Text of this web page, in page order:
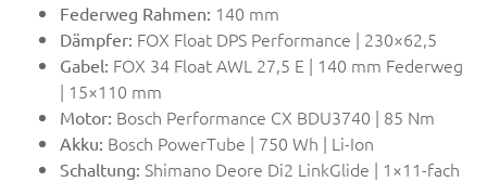
Federweg Rahmen: 140 mm
Dämpfer: FOX Float DPS Performance | 230×62,5
Gabel: FOX 34 Float AWL 27,5 E | 140 mm Federweg
| 15×110 mm
Motor: Bosch Performance CX BDU3740 | 85 Nm
Akku: Bosch PowerTube | 750 Wh | Li-Ion
Schaltung: Shimano Deore Di2 LinkGlide | 1×11-fach